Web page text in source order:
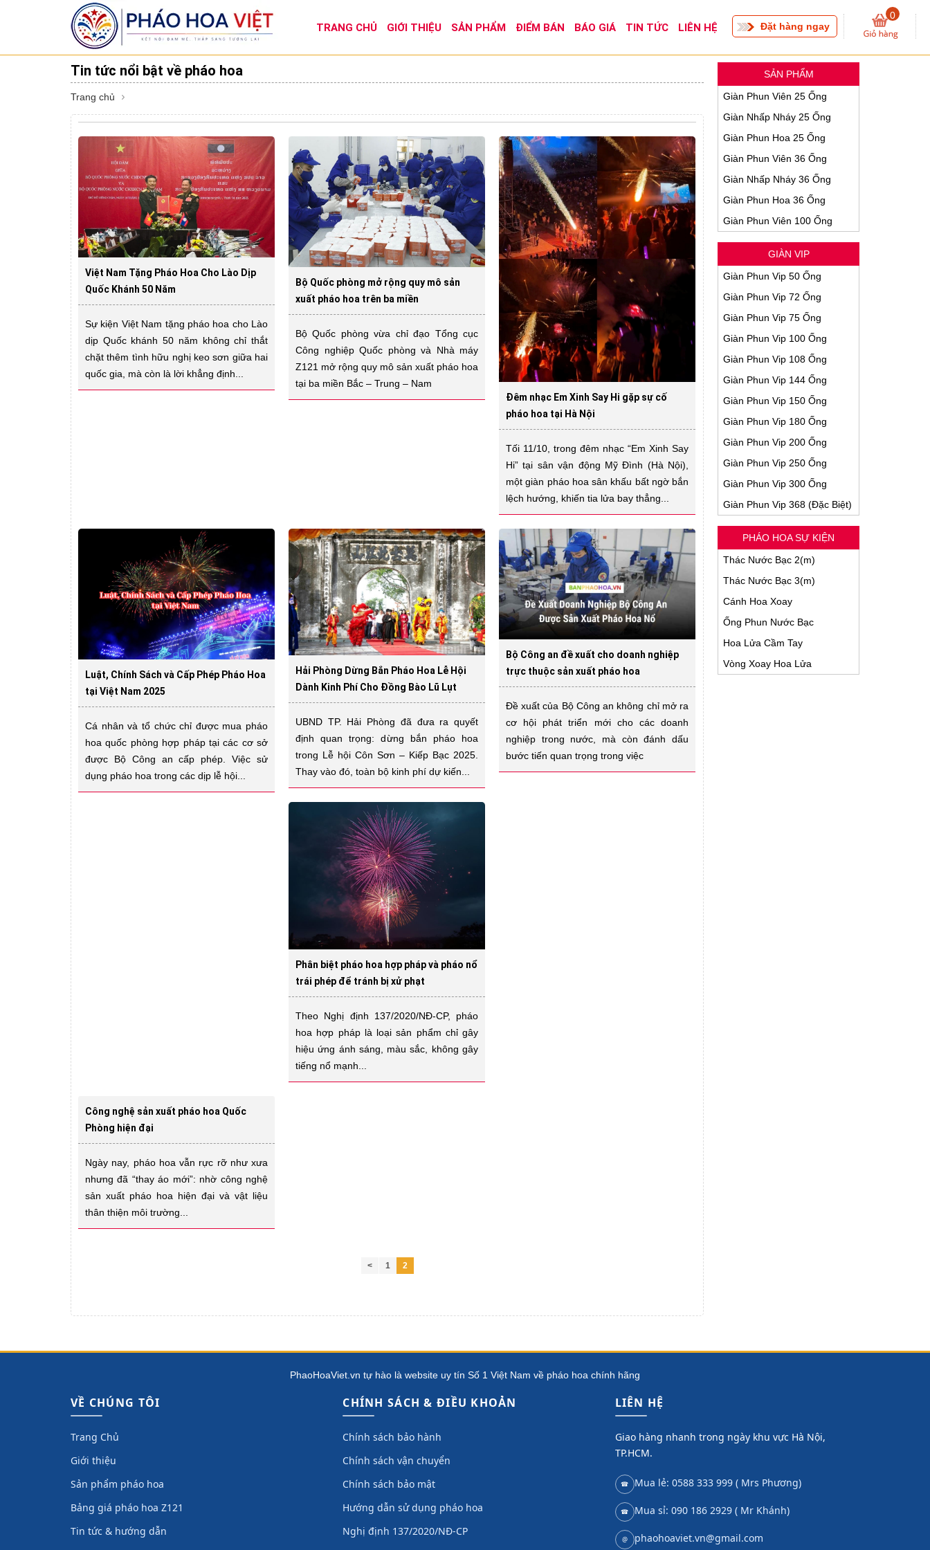
TRANG CHỦ GIỚI THIỆU SẢN PHẨM ĐIỂM BÁN BÁO GIÁ TIN TỨC LIÊN HỆ Đặt hàng ngay
0
Tin tức nổi bật về pháo hoa
Trang chủ
Việt Nam Tặng Pháo Hoa Cho Lào Dịp
Quốc Khánh 50 Năm
Sự kiện Việt Nam tặng pháo hoa cho Lào
dịp Quốc khánh 50 năm không chỉ thắt
chặt thêm tình hữu nghị keo sơn giữa hai
quốc gia, mà còn là lời khẳng định...
Bộ Quốc phòng mở rộng quy mô sản
xuất pháo hoa trên ba miền
Bộ Quốc phòng vừa chỉ đạo Tổng cục
Công nghiệp Quốc phòng và Nhà máy
Z121 mở rộng quy mô sản xuất pháo hoa
tại ba miền Bắc – Trung – Nam
Đêm nhạc Em Xinh Say Hi gặp sự cố
pháo hoa tại Hà Nội
Tối 11/10, trong đêm nhạc “Em Xinh Say
Hi” tại sân vận động Mỹ Đình (Hà Nội),
một giàn pháo hoa sân khấu bất ngờ bắn
lệch hướng, khiến tia lửa bay thẳng...
Luật, Chính Sách và Cấp Phép Pháo Hoa
tại Việt Nam 2025
Cá nhân và tổ chức chỉ được mua pháo
hoa quốc phòng hợp pháp tại các cơ sở
được Bộ Công an cấp phép. Việc sử
dụng pháo hoa trong các dịp lễ hội...
Hải Phòng Dừng Bắn Pháo Hoa Lễ Hội
Dành Kinh Phí Cho Đồng Bào Lũ Lụt
UBND TP. Hải Phòng đã đưa ra quyết
định quan trọng: dừng bắn pháo hoa
trong Lễ hội Côn Sơn – Kiếp Bạc 2025.
Thay vào đó, toàn bộ kinh phí dự kiến...
Bộ Công an đề xuất cho doanh nghiệp
trực thuộc sản xuất pháo hoa
Đề xuất của Bộ Công an không chỉ mở ra
cơ hội phát triển mới cho các doanh
nghiệp trong nước, mà còn đánh dấu
bước tiến quan trọng trong việc
Phân biệt pháo hoa hợp pháp và pháo nổ
trái phép để tránh bị xử phạt
Theo Nghị định 137/2020/NĐ-CP, pháo
hoa hợp pháp là loại sản phẩm chỉ gây
hiệu ứng ánh sáng, màu sắc, không gây
tiếng nổ mạnh...
Công nghệ sản xuất pháo hoa Quốc
Phòng hiện đại
Ngày nay, pháo hoa vẫn rực rỡ như xưa
nhưng đã “thay áo mới”: nhờ công nghệ
sản xuất pháo hoa hiện đại và vật liệu
thân thiện môi trường...
< 1 2
SẢN PHẨM
Giàn Phun Viên 25 Ống
Giàn Nhấp Nháy 25 Ống
Giàn Phun Hoa 25 Ống
Giàn Phun Viên 36 Ống
Giàn Nhấp Nháy 36 Ống
Giàn Phun Hoa 36 Ống
Giàn Phun Viên 100 Ống
GIÀN VIP
Giàn Phun Vip 50 Ống
Giàn Phun Vip 72 Ống
Giàn Phun Vip 75 Ống
Giàn Phun Vip 100 Ống
Giàn Phun Vip 108 Ống
Giàn Phun Vip 144 Ống
Giàn Phun Vip 150 Ống
Giàn Phun Vip 180 Ống
Giàn Phun Vip 200 Ống
Giàn Phun Vip 250 Ống
Giàn Phun Vip 300 Ống
Giàn Phun Vip 368 (Đặc Biệt)
PHÁO HOA SỰ KIỆN
Thác Nước Bạc 2(m)
Thác Nước Bạc 3(m)
Cánh Hoa Xoay
Ống Phun Nước Bạc
Hoa Lửa Cầm Tay
Vòng Xoay Hoa Lửa
PhaoHoaViet.vn tự hào là website uy tín Số 1 Việt Nam về pháo hoa chính hãng
VỀ CHÚNG TÔI
Trang Chủ
Giới thiệu
Sản phẩm pháo hoa
Bảng giá pháo hoa Z121
Tin tức & hướng dẫn
CHÍNH SÁCH & ĐIỀU KHOẢN
Chính sách bảo hành
Chính sách vận chuyển
Chính sách bảo mật
Hướng dẫn sử dụng pháo hoa
Nghị định 137/2020/NĐ-CP
LIÊN HỆ
Giao hàng nhanh trong ngày khu vực Hà Nội,
TP.HCM.
☎ Mua lẻ: 0588 333 999 ( Mrs Phương)
☎ Mua sỉ: 090 186 2929 ( Mr Khánh)
@ phaohoaviet.vn@gmail.com